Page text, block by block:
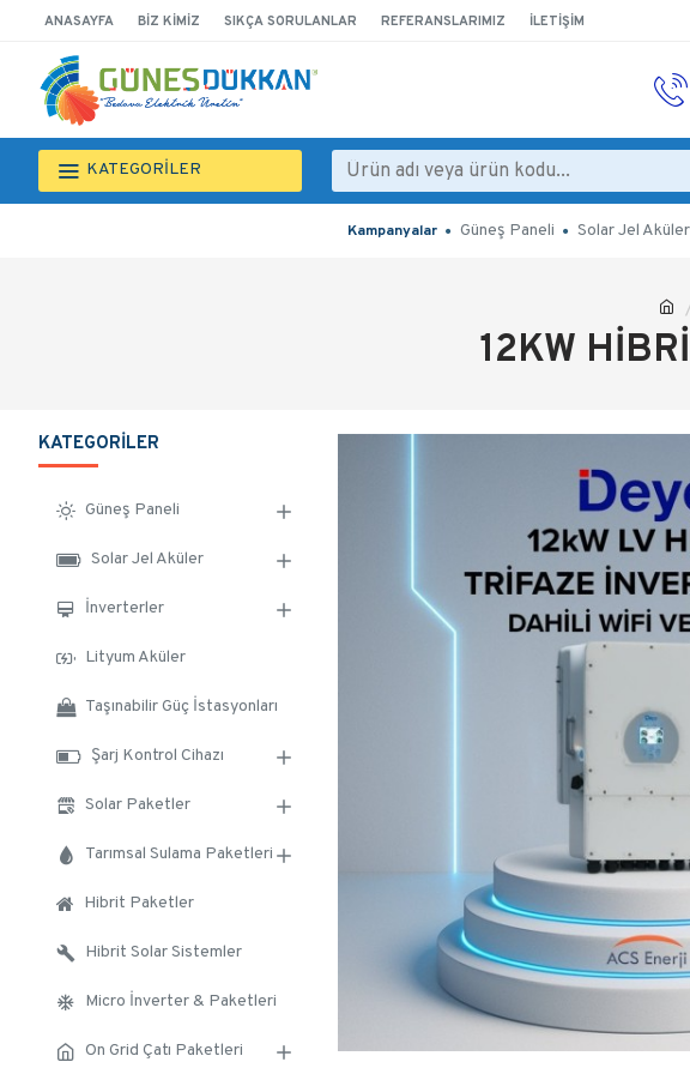
ANASAYFA BIZ KIMIZ SIKÇA SORULANLAR REFERANSLARIMIZ İLETIŞIM
KATEGORİLER
Kampanyalar Güneş Paneli Solar Jel Aküler
12KW
KATEGORILER
Güneş Paneli
Solar Jel Aküler
İnverterler
Lityum Aküler
Taşınabilir Güç İstasyonları
Şarj Kontrol Cihazı
Solar Paketler
Tarımsal Sulama Paketleri
Hibrit Paketler
Hibrit Solar Sistemler
Micro İnverter & Paketleri
On Grid Çatı Paketleri